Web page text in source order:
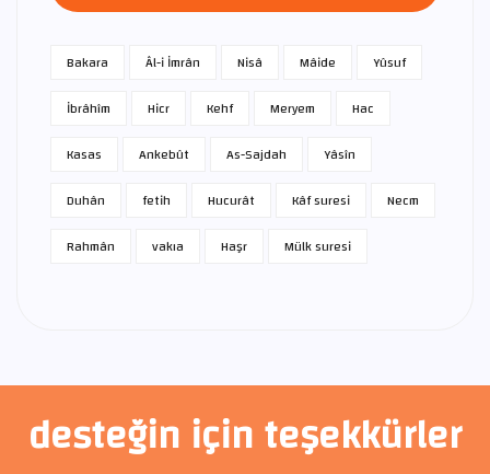
Bakara Âl-i İmrân Nisâ Mâide
Yûsuf
İbrâhîm
Hicr Kehf Meryem
Hac
Kasas
Ankebût As-Sajdah
Yâsîn
Duhân
fetih Hucurât Kâf suresi
Necm
Rahmân
vakıa Haşr Mülk suresi
desteğin için teşekkürler